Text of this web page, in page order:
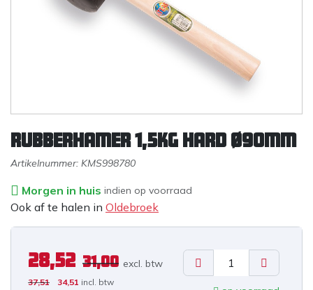
Rubberhamer 1,5KG hard ø90mm
Artikelnummer: KMS998780
Morgen in huis indien op voorraad
Ook af te halen in Oldebroek
28,52 31,00 excl. btw
37,51 34,51 incl. btw